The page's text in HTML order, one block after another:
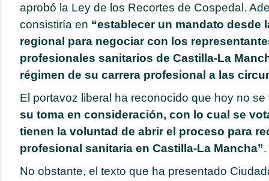
aprobó la Ley de los Recortes de Cospedal.
consistiría en “establecer un mandato desde
regional para negociar con los
profesionales sanitarios de Castilla-La
régimen de su carrera profesional a las
El portavoz liberal ha reconocido que hoy no
su toma en consideración, con lo cual se
tienen la voluntad de abrir el proceso para
profesional sanitaria en Castilla-La Mancha”.
No obstante, el texto que ha presentado